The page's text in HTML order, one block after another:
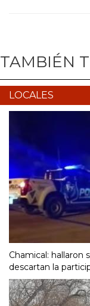
TAMBIÉN
LOCALES
Chamical: hallaron
descartan la